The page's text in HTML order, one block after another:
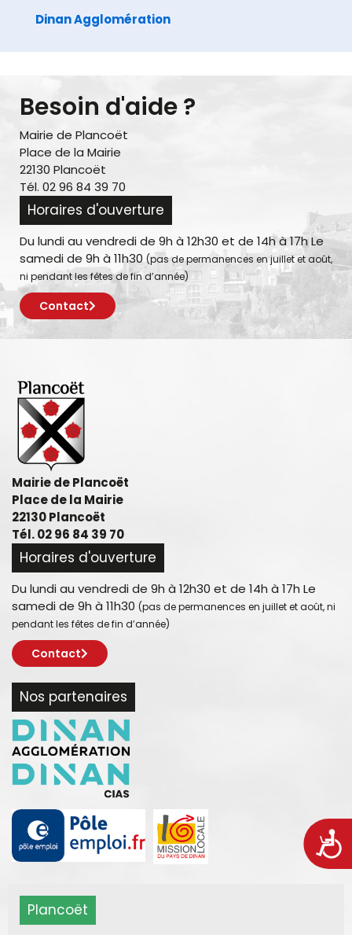
Dinan Agglomération
Besoin d'aide ?
Mairie de Plancoët
Place de la Mairie
22130 Plancoët
Tél. 02 96 84 39 70
Horaires d'ouverture
Du lundi au vendredi de 9h à 12h30 et de 14h à 17h Le
samedi de 9h à 11h30 (pas de permanences en juillet et août,
ni pendant les fêtes de fin d’année)
Contact
Mairie de Plancoët
Place de la Mairie
22130 Plancoët
Tél. 02 96 84 39 70
Horaires d'ouverture
Du lundi au vendredi de 9h à 12h30 et de 14h à 17h Le
samedi de 9h à 11h30 (pas de permanences en juillet et août, ni
pendant les fêtes de fin d’année)
Contact
Nos partenaires
Plancoët